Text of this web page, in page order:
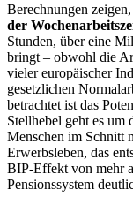
Berechnungen
der
Stunden, über eine
bringt – obwohl die
vieler europäischer
gesetzlichen
betrachtet ist das
Stellhebel geht es um
Menschen im Schnitt
Erwerbsleben, das
BIP-Effekt von mehr
Pensionssystem